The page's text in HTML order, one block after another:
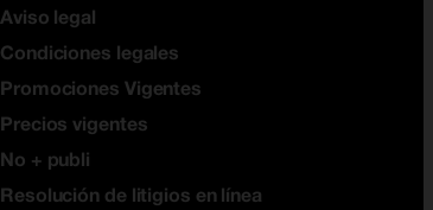
Aviso legal
Condiciones legales
Promociones Vigentes
Precios vigentes
No + publi
Resolución de litigios en línea